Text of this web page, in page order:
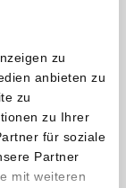
zu
anbieten zu
zu
zu Ihrer
für soziale
Partner
mit weiteren
mehr
früh
bestimmten